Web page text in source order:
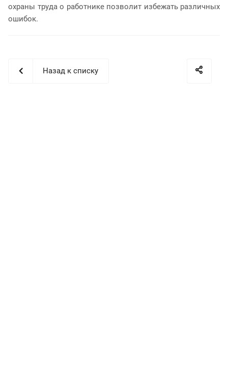
охраны труда о работнике позволит избежать различных
ошибок.
Назад к списку